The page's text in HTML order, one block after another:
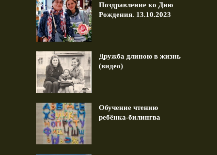
Поздравление ко Дню
Рождения. 13.10.2023
Дружба длиною в жизнь
(видео)
Обучение чтению
ребёнка-билингва